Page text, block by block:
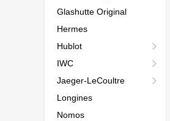
Glashutte Original
Hermes
Hublot
IWC
Jaeger-LeCoultre
Longines
Nomos